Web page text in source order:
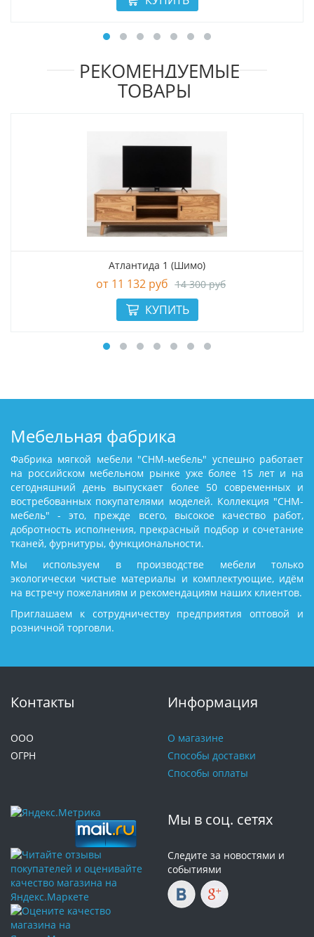
РЕКОМЕНДУЕМЫЕ
ТОВАРЫ
Атлантида 1 (Шимо)
11 132 руб 14 300 руб
Мебельная фабрика
Фабрика мягкой мебели "СНМ-мебель" успешно работает
на российском мебельном рынке уже более 15 лет и на
сегодняшний день выпускает более 50 современных и
востребованных покупателями моделей. Коллекция "СНМ-
мебель" - это, прежде всего, высокое качество работ,
добротность исполнения, прекрасный подбор и сочетание
тканей, фурнитуры, функциональности.
Мы используем в производстве мебели только
экологически чистые материалы и комплектующие, идём
на встречу пожеланиям и рекомендациям наших клиентов.
Приглашаем к сотрудничеству предприятия оптовой и
розничной торговли.
Контакты
ООО
ОГРН
Информация
О магазине
Способы доставки
Способы оплаты
Мы в соц. сетях
Следите за новостями и
событиями